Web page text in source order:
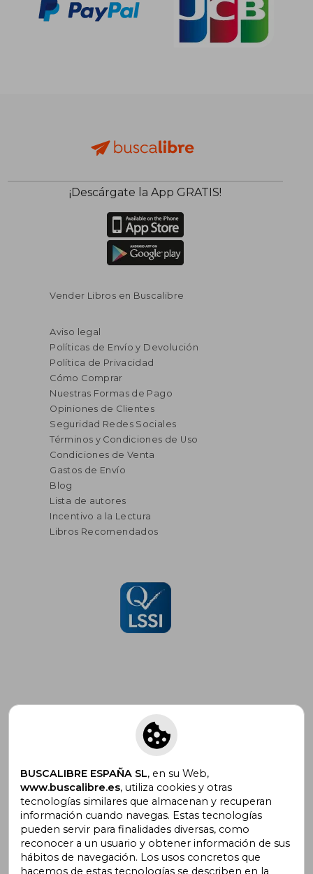
¡Descárgate la App GRATIS!
Vender Libros en Buscalibre
Aviso legal
Políticas de Envío y Devolución
Política de Privacidad
Cómo Comprar
Nuestras Formas de Pago
Opiniones de Clientes
Seguridad Redes Sociales
Términos y Condiciones de Uso
Condiciones de Venta
Gastos de Envío
Blog
Lista de autores
Incentivo a la Lectura
Libros Recomendados
Suscríbete para recibir ofertas y
promociones
¿Necesitas ayuda?
BUSCALIBRE ESPAÑA SL, en su Web,
www.buscalibre.es, utiliza cookies y otras
tecnologías similares que almacenan y recuperan
información cuando navegas. Estas tecnologías
pueden servir para finalidades diversas, como
reconocer a un usuario y obtener información de sus
hábitos de navegación. Los usos concretos que
hacemos de estas tecnologías se describen en la